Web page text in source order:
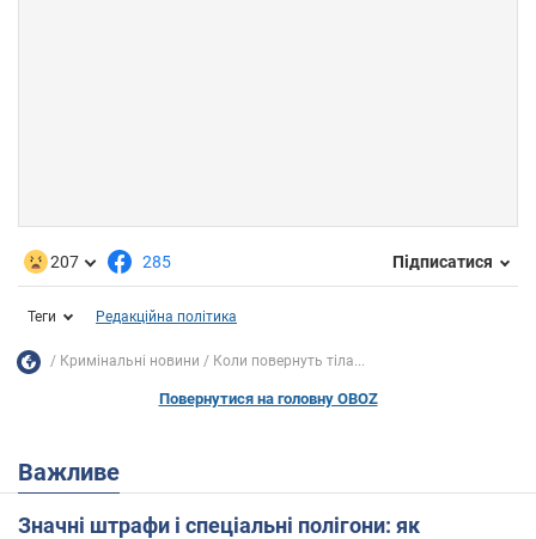
207 285 Підписатися
Теги Редакційна політика
Кримінальні новини Коли повернуть тіла...
Повернутися на головну OBOZ
Важливе
Значні штрафи і спеціальні полігони: як